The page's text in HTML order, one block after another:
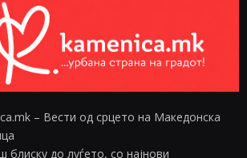
– Вести од срцето на Македонска
блиску до луѓето, со најнови